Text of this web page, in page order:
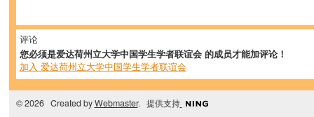
评论
您必须是爱达荷州立大学中国学生学者联谊会 的成员才能加评论！
加入 爱达荷州立大学中国学生学者联谊会
© 2026 Created byWebmaster. 提供支持